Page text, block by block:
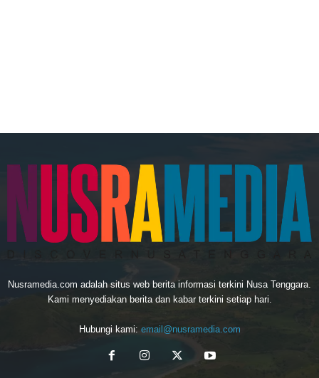
Nusramedia.com adalah situs web berita informasi terkini Nusa Tenggara.
Kami menyediakan berita dan kabar terkini setiap hari.
Hubungi kami: email@nusramedia.com